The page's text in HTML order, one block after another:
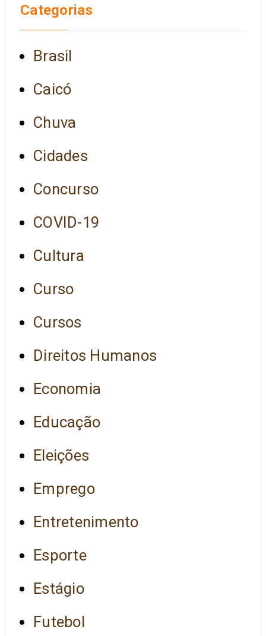
Categorias
Brasil
Caicó
Chuva
Cidades
Concurso
COVID-19
Cultura
Curso
Cursos
Direitos Humanos
Economia
Educação
Eleições
Emprego
Entretenimento
Esporte
Estágio
Futebol